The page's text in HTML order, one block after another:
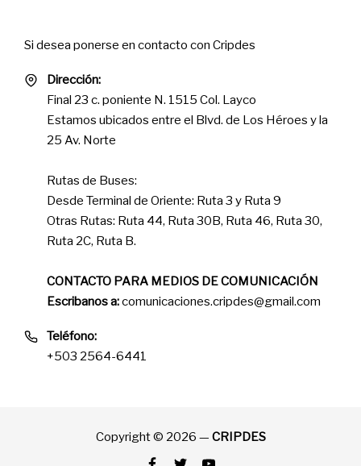
Si desea ponerse en contacto con Cripdes
Dirección:
Final 23 c. poniente N. 1515 Col. Layco
Estamos ubicados entre el Blvd. de Los Héroes y la
25 Av. Norte
Rutas de Buses:
Desde Terminal de Oriente: Ruta 3 y Ruta 9
Otras Rutas: Ruta 44, Ruta 30B, Ruta 46, Ruta 30,
Ruta 2C, Ruta B.
CONTACTO PARA MEDIOS DE COMUNICACIÓN
Escribanos a:comunicaciones.cripdes@gmail.com
Teléfono:
+503 2564-6441
Copyright © 2026 — CRIPDES